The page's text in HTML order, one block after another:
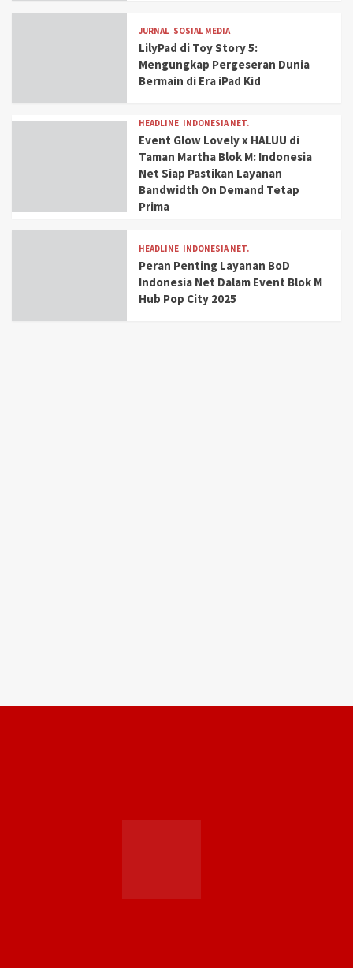
JURNAL SOSIAL MEDIA
LilyPad di Toy Story 5:
Mengungkap Pergeseran Dunia
Bermain di Era iPad Kid
HEADLINE INDONESIA NET.
Event Glow Lovely x HALUU di
Taman Martha Blok M: Indonesia
Net Siap Pastikan Layanan
Bandwidth On Demand Tetap
Prima
HEADLINE INDONESIA NET.
Peran Penting Layanan BoD
Indonesia Net Dalam Event Blok M
Hub Pop City 2025